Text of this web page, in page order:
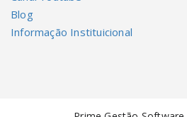
Blog
Informação Instituicional